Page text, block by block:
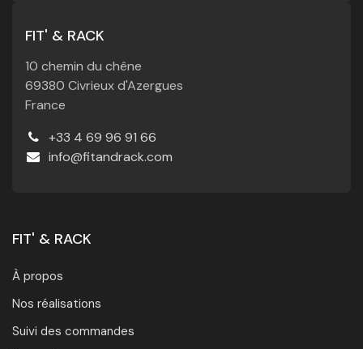
FIT' & RACK
10 chemin du chêne
69380 Civrieux d'Azergues
France
+33 4 69 96 91 66
info@fitandrack.com
FIT' & RACK
À propos
Nos réalisations
Suivi des commandes